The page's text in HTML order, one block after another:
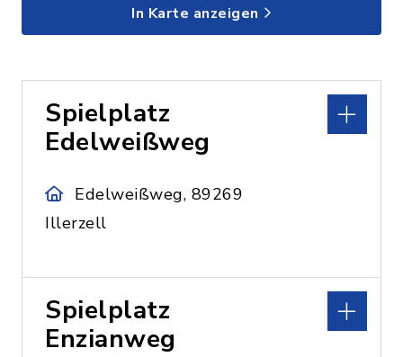
In Karte anzeigen
Spielplatz
Edelweißweg
Edelweißweg, 89269
Illerzell
Spielplatz
Enzianweg